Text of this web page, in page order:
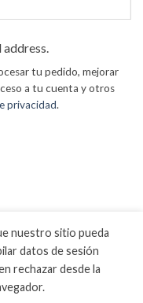
tu pedido, mejorar
a tu cuenta y otros
privacidad.
Y CONFERENCIAS
nuestro sitio pueda
datos de sesión
rechazar desde la